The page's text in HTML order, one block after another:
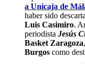
a Unicaja de
haber sido
Luis Casimiro.
periodista Jesús
Basket Zaragoza
Burgos como